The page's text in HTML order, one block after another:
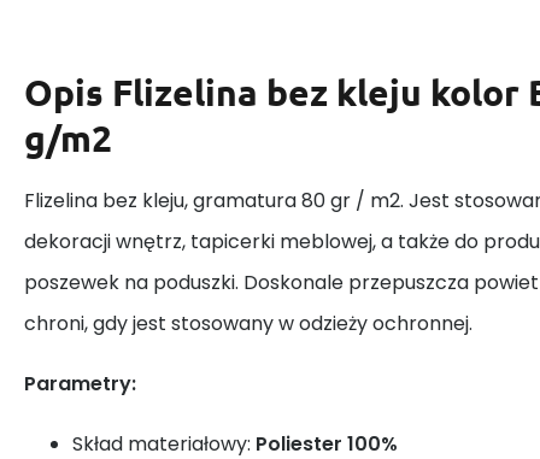
Opis Flizelina bez kleju kolor
g/m2
Flizelina bez kleju, gramatura 80 gr / m2. Jest
dekoracji wnętrz, tapicerki meblowej, a także do
poszewek na poduszki. Doskonale przepuszcza
chroni, gdy jest stosowany w odzieży ochronnej.
Parametry:
Skład materiałowy: Poliester 100%